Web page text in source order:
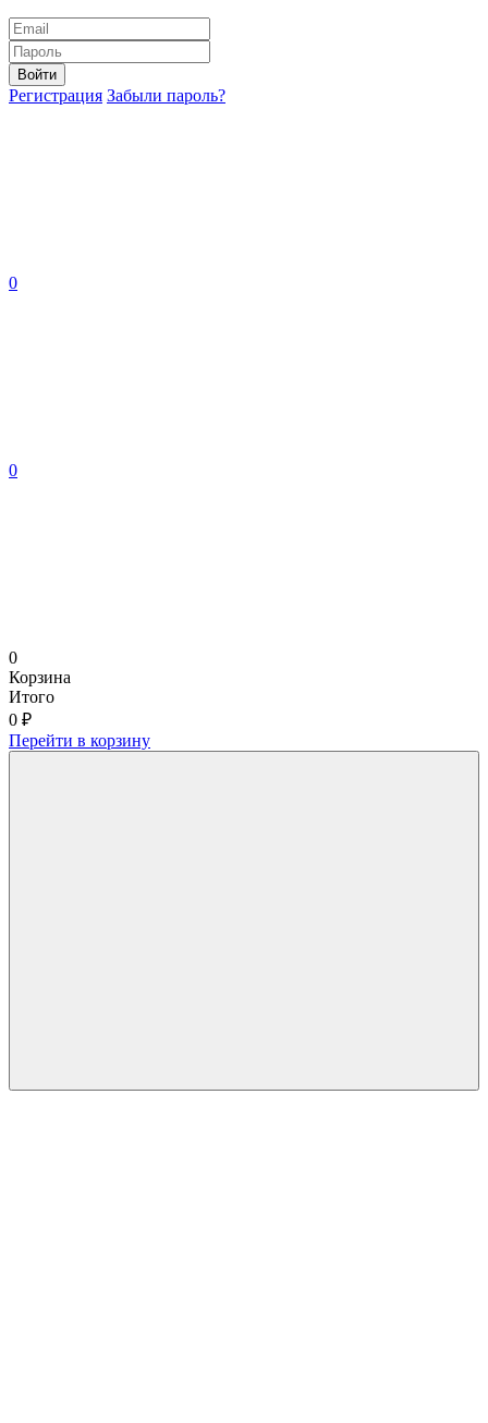
Войти
Регистрация Забыли пароль?
0
0
0
Корзина
Итого
0 ₽
Перейти в корзину